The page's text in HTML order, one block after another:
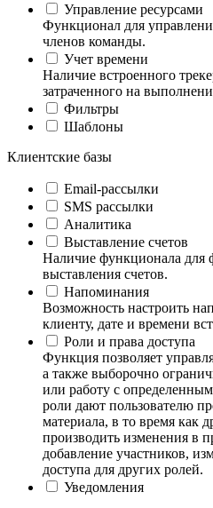
Управление ресурсами
Функционал для
членов команды.
Учет времени
Наличие встроенного
затраченного на
Фильтры
Шаблоны
Клиентские базы
Email-рассылки
SMS рассылки
Аналитика
Выставление счетов
Наличие функционала для
выставления счетов.
Напоминания
Возможность настроить
клиенту, дате и времени
Роли и права доступа
Функция позволяет
а также выборочно
или работу с
роли дают пользователю
материала, в то время как
производить изменения в
добавление участников,
доступа для других ролей.
Уведомления